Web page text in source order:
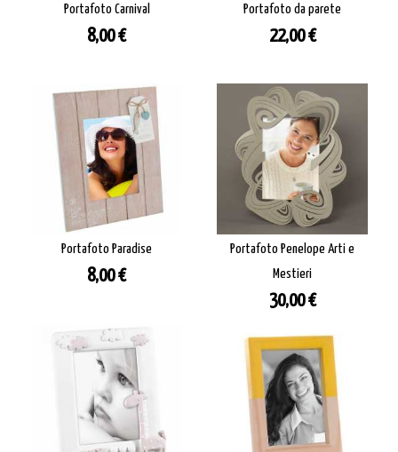
Portafoto Carnival
Prezzo
8,00 €
Portafoto da parete
Prezzo
22,00 €
Portafoto Paradise
Prezzo
8,00 €
Portafoto Penelope Arti e
Mestieri
Prezzo
30,00 €